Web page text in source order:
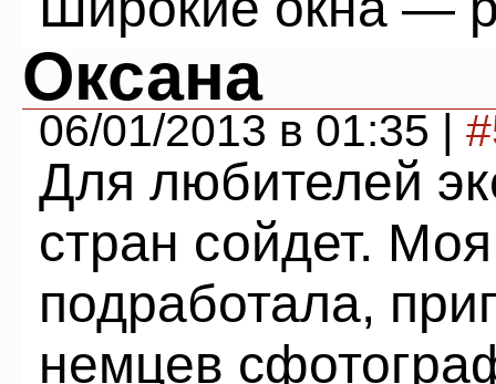
Оксана
06/01/2013 в 01:35 |
Для любителей
стран сойдет.
подработала,
немцев